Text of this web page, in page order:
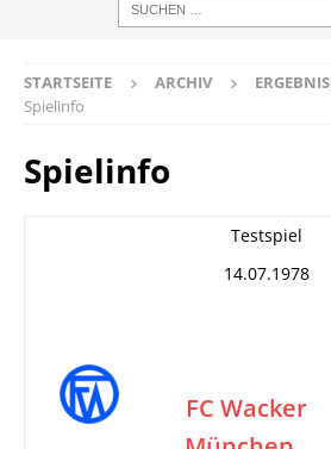
STARTSEITE ARCHIV
Spielinfo
Spielinfo
Testspiel
14.07.1978
FC Wacker